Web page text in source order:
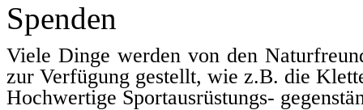
Spenden
Viele Dinge werden von den
zur Verfügung gestellt, wie z.B. die
Hochwertige Sportausrüstungs-